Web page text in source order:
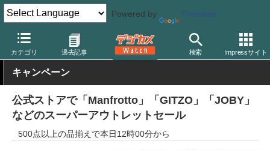
Powered by Translate
カテゴリ 過去記事 検索 Impressサイト
デジカメ Watch 撮影用品 三脚/一脚/雲台 ジッツオ
キャンペーン
公式ストアで「Manfrotto」「GITZO」「JOBY」
などのスーパーアウトレットセール
500点以上の品揃えで本日12時00分から